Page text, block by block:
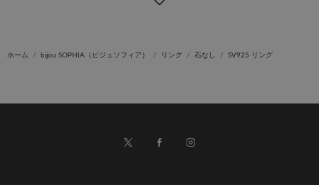
ホーム bijou SOPHIA（ビジュソフィア） リング 石なし SV925 リング